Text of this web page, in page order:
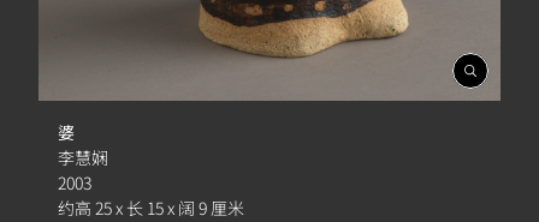
開
啟
婆
李慧娴
2003
约高 25 x 长 15 x 阔 9 厘米